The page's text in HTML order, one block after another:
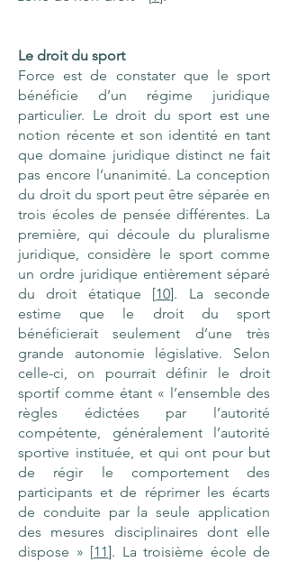
Le droit du sport
Force est de constater que le sport
bénéficie d’un régime juridique
particulier. Le droit du sport est une
notion récente et son identité en tant
que domaine juridique distinct ne fait
pas encore l’unanimité. La conception
du droit du sport peut être séparée en
trois écoles de pensée différentes. La
première, qui découle du pluralisme
juridique, considère le sport comme
un ordre juridique entièrement séparé
du droit étatique [10]. La seconde
estime que le droit du sport
bénéficierait seulement d’une très
grande autonomie législative. Selon
celle-ci, on pourrait définir le droit
sportif comme étant « l’ensemble des
règles édictées par l’autorité
compétente, généralement l’autorité
sportive instituée, et qui ont pour but
de régir le comportement des
participants et de réprimer les écarts
de conduite par la seule application
des mesures disciplinaires dont elle
dispose » [11]. La troisième école de